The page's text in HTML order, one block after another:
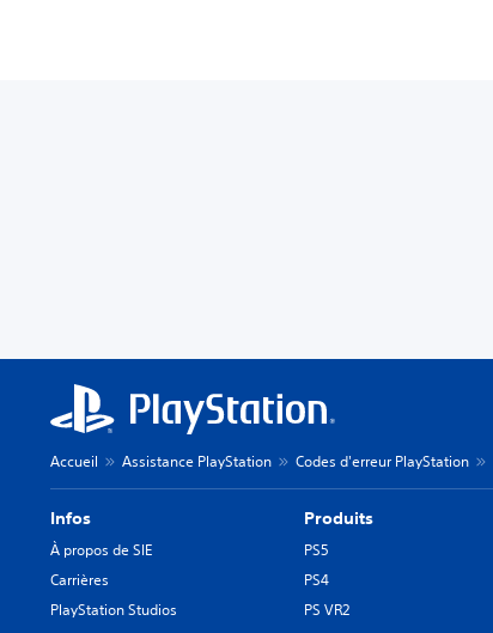
Accueil Assistance PlayStation Codes d'erreur PlayStation
Infos
À propos de SIE
Carrières
PlayStation Studios
Produits
PS5
PS4
PS VR2